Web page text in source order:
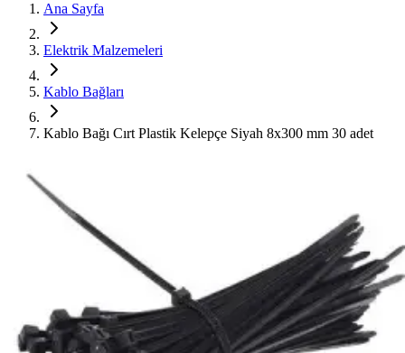
Ana Sayfa
Elektrik Malzemeleri
Kablo Bağları
Kablo Bağı Cırt Plastik Kelepçe Siyah 8x300 mm 30 adet